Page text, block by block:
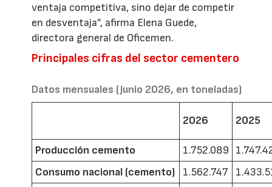
ventaja competitiva, sino dejar de competir
en desventaja”, afirma Elena Guede,
directora general de Oficemen.
Principales cifras del sector cementero
Datos mensuales (junio 2026, en toneladas)
2026 2025
Producción cemento 1.752.089
Consumo nacional (cemento)
1.562.747